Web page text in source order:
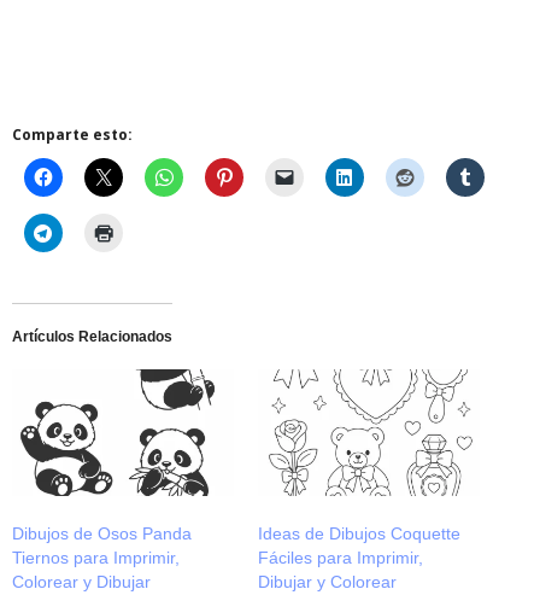
Comparte esto:
Artículos Relacionados
Dibujos de Osos Panda
Tiernos para Imprimir,
Colorear y Dibujar
Ideas de Dibujos Coquette
Fáciles para Imprimir,
Dibujar y Colorear